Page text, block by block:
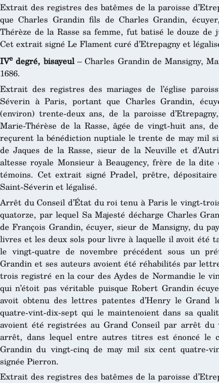
Extrait des registres des batêmes de la paroisse
que Charles Grandin fils de Charles Grandin,
Thérèze de la Rasse sa femme, fut batisé le douze
Cet extrait signé Le Flament curé d’Etrepagny et
IVe degré, bisayeul– Charles Grandin de Mansigny,
1686.
Extrait des registres des mariages de l’église
Séverin à Paris, portant que Charles Grandin,
(environ) trente-deux ans, de la paroisse
Marie-Thérèse de la Rasse, âgée de vingt-huit ans,
reçurent la bénédiction nuptiale le trente de may mil
de Jaques de la Rasse, sieur de la Neuville et
altesse royale Monsieur à Beaugency, frère de la dite
témoins. Cet extrait signé Pradel, prêtre,
Saint-Séverin et légalisé.
Arrêt du Conseil d’État du roi tenu à Paris le vingt-
quatorze, par lequel Sa Majesté décharge Charles
de François Grandin, écuyer, sieur de Mansigny, du
livres et les deux sols pour livre à laquelle il avoit été
le vingt-quatre de novembre précédent sous un
Grandin et ses auteurs avoient été réhabilités par
trois registré en la cour des Aydes de Normandie le
qui n’étoit pas véritable puisque Robert Grandin
avoit obtenu des lettres patentes d’Henry le
quatre-vint-dix-sept qui le maintenoient dans sa
avoient été registrées au Grand Conseil par arrêt
arrêt, dans lequel entre autres titres est énoncé le
Grandin du vingt-cinq de may mil six cent quatre-
signée Pierron.
Extrait des registres des batêmes de la paroisse